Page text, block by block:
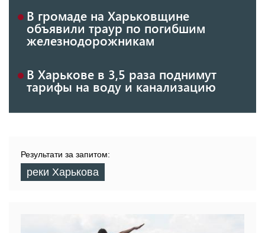
В громаде на Харьковщине
объявили траур по погибшим
железнодорожникам
В Харькове в 3,5 раза поднимут
тарифы на воду и канализацию
Результати за запитом:
реки Харькова